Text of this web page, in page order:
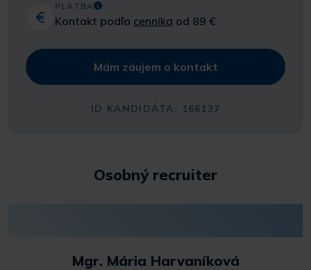
PLATBA
Kontakt podľa cenníka od 89 €
Mám záujem o kontakt
ID KANDIDÁTA: 166137
Osobný recruiter
Mgr. Mária Harvaníková